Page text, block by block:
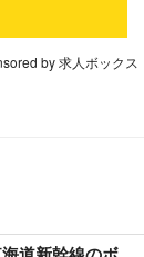
by 求人ボックス